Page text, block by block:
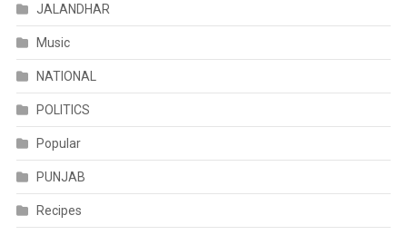
JALANDHAR
Music
NATIONAL
POLITICS
Popular
PUNJAB
Recipes